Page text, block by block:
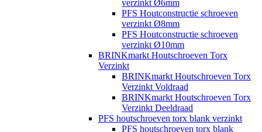
verzinkt Ø6mm
PFS Houtconstructie schroeven
verzinkt Ø8mm
PFS Houtconstructie schroeven
verzinkt Ø10mm
BRINKmarkt Houtschroeven Torx
Verzinkt
BRINKmarkt Houtschroeven Torx
Verzinkt Voldraad
BRINKmarkt Houtschroeven Torx
Verzinkt Deeldraad
PFS houtschroeven torx blank verzinkt
PFS houtschroeven torx blank